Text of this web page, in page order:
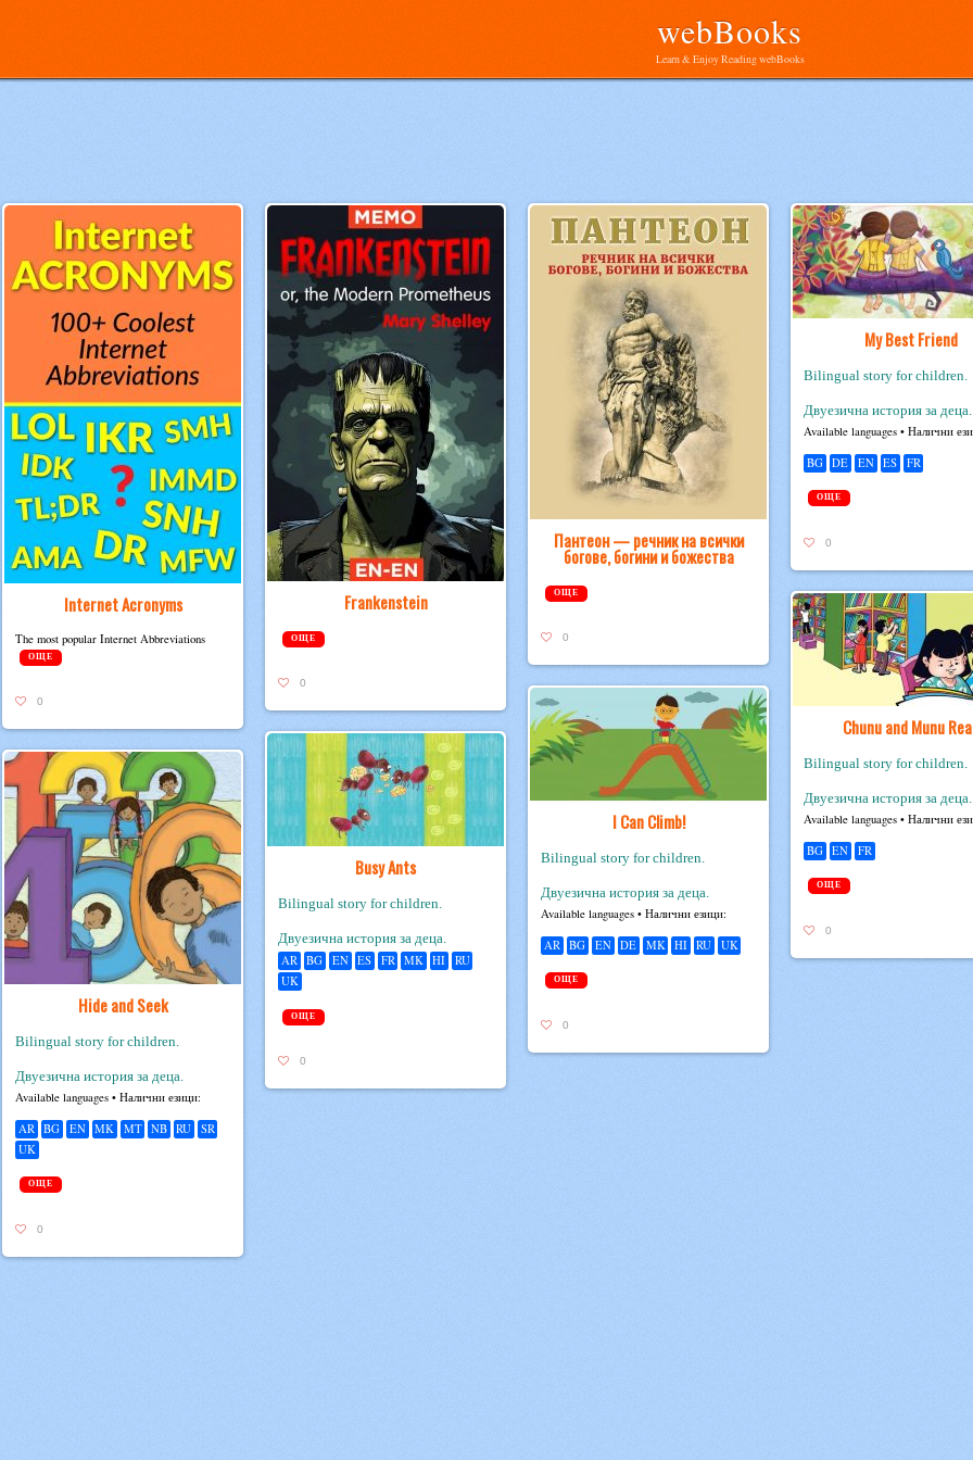
webBooks
Learn & Enjoy Reading webBooks
Internet Acronyms
The most pop­u­lar Inter­net Abbreviations
ОЩЕ
0
Frankenstein
ОЩЕ
0
Пантеон — речник на всички
богове, богини и божества
ОЩЕ
0
My Best Friend
Bilingual story for children.
Двуезична история за деца.
Avail­able lan­guages • Налични
BG DE EN ES FR
ОЩЕ
0
Chunu and Munu
Bilingual story for children.
Двуезична история за деца.
Avail­able lan­guages • Налични
BG EN FR
ОЩЕ
0
I Can Climb!
Bilingual story for children.
Двуезична история за деца.
Avail­able lan­guages • Налични езици:
AR BG EN DE MK HI RU UK
ОЩЕ
0
Busy Ants
Bilingual story for children.
Двуезична история за деца.
AR BG EN ES FR MK HI
RU
UK
ОЩЕ
0
Hide and Seek
Bilingual story for children.
Двуезична история за деца.
Avail­able lan­guages • Налични езици:
AR BG EN MK MT NB RU
SR
UK
ОЩЕ
0